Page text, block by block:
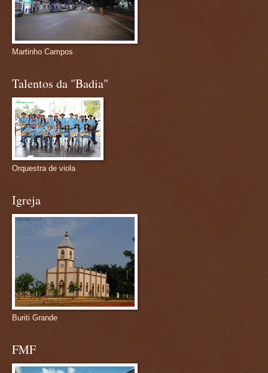
Martinho Campos
Talentos da "Badia"
Orquestra de viola
Igreja
Buriti Grande
FMF